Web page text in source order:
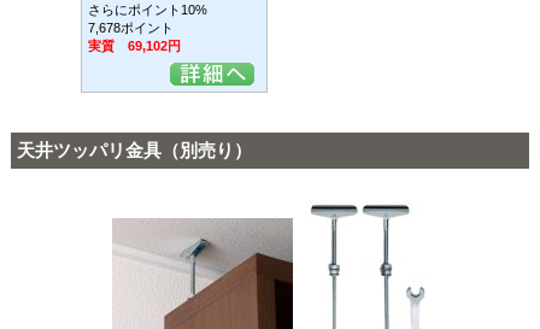
さらにポイント10%
7,678ポイント
実質 69,102円
天井ツッパリ金具（別売り）